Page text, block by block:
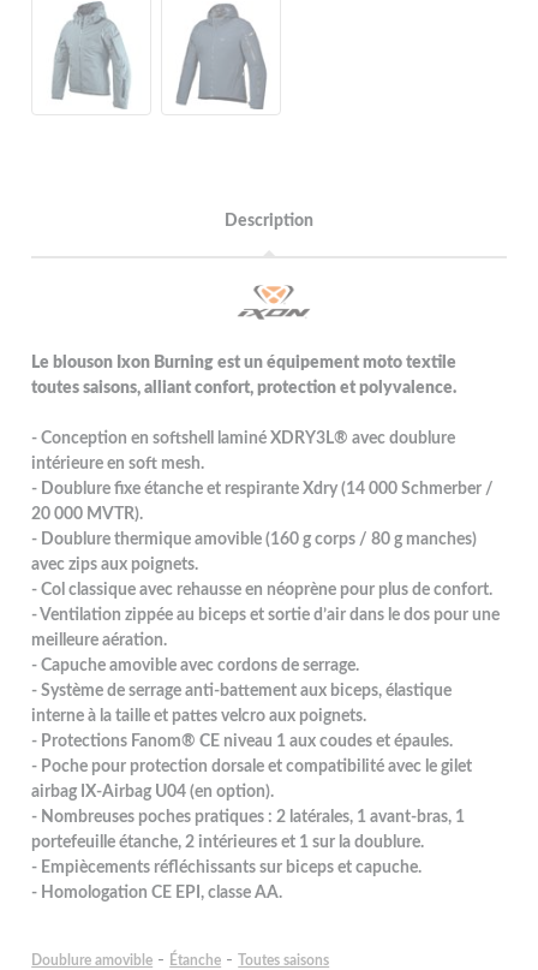
Description
Le blouson Ixon Burning est un équipement moto textile
toutes saisons, alliant confort, protection et polyvalence.
- Conception en softshell laminé XDRY3L® avec doublure
intérieure en soft mesh.
- Doublure fixe étanche et respirante Xdry (14 000 Schmerber /
20 000 MVTR).
- Doublure thermique amovible (160 g corps / 80 g manches)
avec zips aux poignets.
- Col classique avec rehausse en néoprène pour plus de confort.
- Ventilation zippée au biceps et sortie d’air dans le dos pour une
meilleure aération.
- Capuche amovible avec cordons de serrage.
- Système de serrage anti-battement aux biceps, élastique
interne à la taille et pattes velcro aux poignets.
- Protections Fanom® CE niveau 1 aux coudes et épaules.
- Poche pour protection dorsale et compatibilité avec le gilet
airbag IX-Airbag U04 (en option).
- Nombreuses poches pratiques : 2 latérales, 1 avant-bras, 1
portefeuille étanche, 2 intérieures et 1 sur la doublure.
- Empiècements réfléchissants sur biceps et capuche.
- Homologation CE EPI, classe AA.
Doublure amovible - Étanche - Toutes saisons